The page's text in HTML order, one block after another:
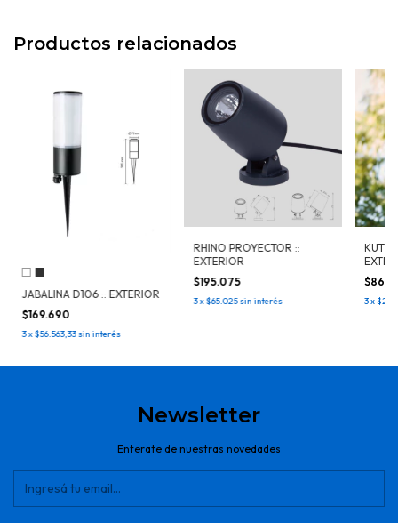
Productos relacionados
JABALINA D106 :: EXTERIOR
$169.690
3x$56.563,33sin interés
RHINO PROYECTOR ::
EXTERIOR
$195.075
3x$65.025sin interés
KUTZ
3x
Newsletter
Enterate de nuestras novedades